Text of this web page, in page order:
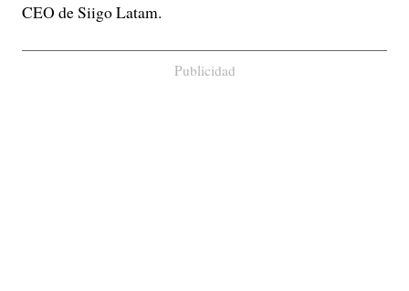
CEO de Siigo Latam.
Publicidad